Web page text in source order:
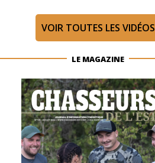
VOIR TOUTES LES VIDÉOS
LE MAGAZINE